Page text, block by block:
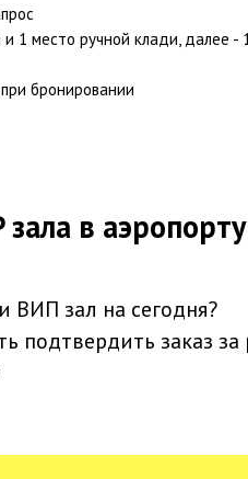
и 1 место ручной клади, далее -
бронировании
в
ВИП зал на сегодня?
подтвердить заказ